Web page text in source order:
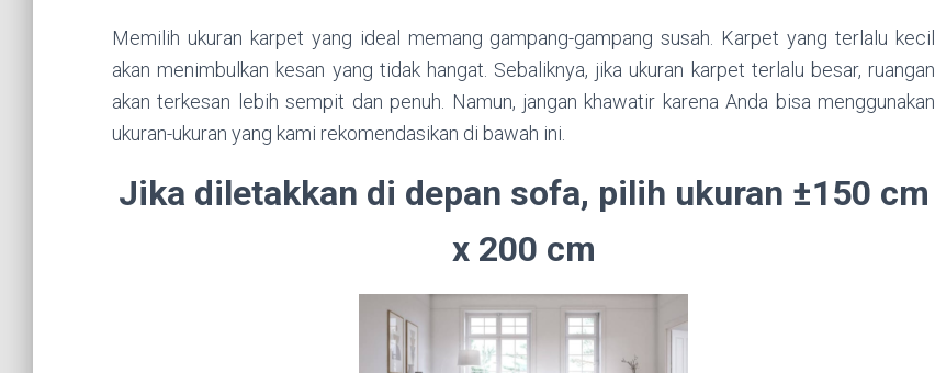
Memilih ukuran karpet yang ideal memang gampang-gampang susah. Karpet yang terlalu kecil
akan menimbulkan kesan yang tidak hangat. Sebaliknya, jika ukuran karpet terlalu besar, ruangan
akan terkesan lebih sempit dan penuh. Namun, jangan khawatir karena Anda bisa menggunakan
ukuran-ukuran yang kami rekomendasikan di bawah ini.
Jika diletakkan di depan sofa, pilih ukuran ±150 cm
x 200 cm